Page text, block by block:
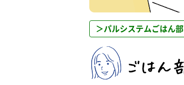
＞パルシステムごはん部